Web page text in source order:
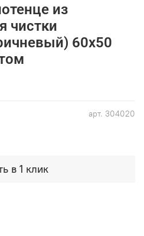
арт. 304020
из
чистки
60x50
в 1 клик